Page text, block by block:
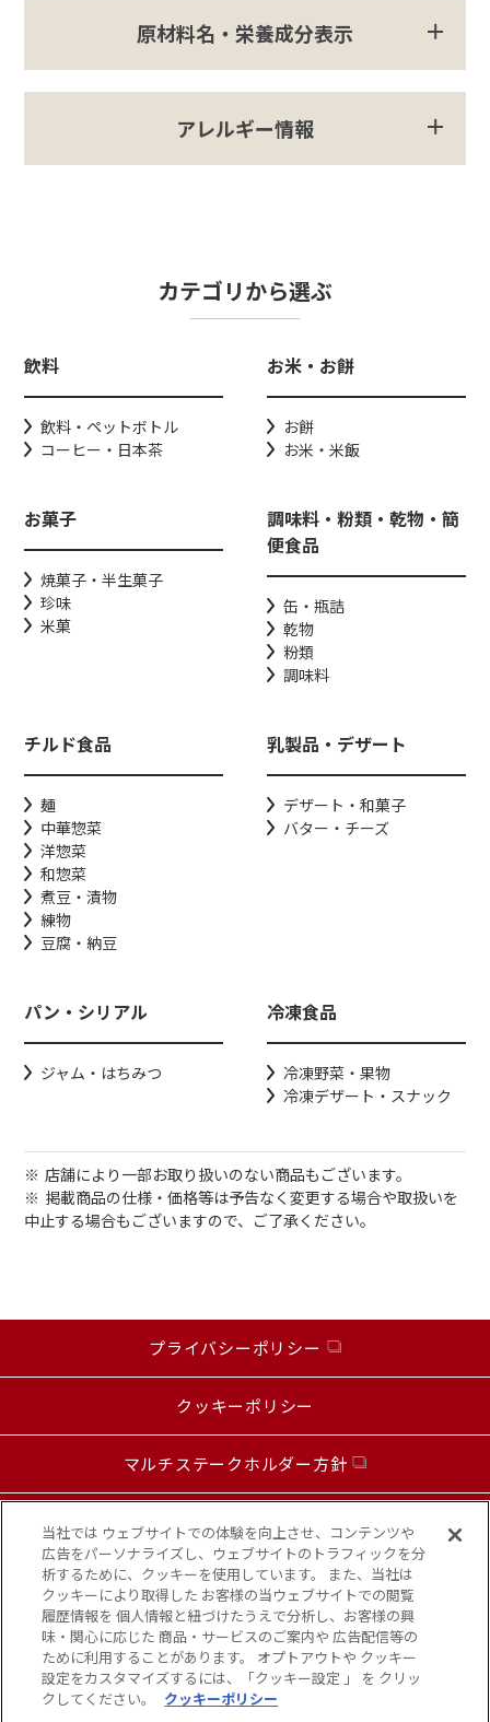
原材料名・栄養成分表示
アレルギー情報
カテゴリから選ぶ
飲料
飲料・ペットボトル
コーヒー・日本茶
お米・お餅
お餅
お米・米飯
お菓子
焼菓子・半生菓子
珍味
米菓
調味料・粉類・乾物・簡
便食品
缶・瓶詰
乾物
粉類
調味料
チルド食品
麺
中華惣菜
洋惣菜
和惣菜
煮豆・漬物
練物
豆腐・納豆
乳製品・デザート
デザート・和菓子
バター・チーズ
パン・シリアル
ジャム・はちみつ
冷凍食品
冷凍野菜・果物
冷凍デザート・スナック
店舗により一部お取り扱いのない商品もございます。
掲載商品の仕様・価格等は予告なく変更する場合や取扱いを
中止する場合もございますので、ご了承ください。
プライバシーポリシー
クッキーポリシー
マルチステークホルダー方針
お問い合わせ
カスタマーハラスメントに対する基本方針
お知らせ
Copyright© KANSAI FOOD MARKET,INC. All Rights Reserved.
当社では ウェブサイトでの体験を向上させ、コンテンツや
広告をパーソナライズし、ウェブサイトのトラフィックを分
析するために、クッキーを使用しています。 また、当社は
クッキーにより取得した お客様の当ウェブサイトでの閲覧
履歴情報を 個人情報と紐づけたうえで分析し、お客様の興
味・関心に応じた 商品・サービスのご案内や 広告配信等の
ために利用することがあります。 オプトアウトや クッキー
設定をカスタマイズするには、「クッキー設定 」 を クリッ
クしてください。
クッキーポリシー